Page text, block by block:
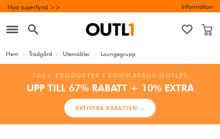
Nya superfynd >> Information
Hem > Trädgård > Utemöbler > Loungegrupp
700+ PRODUKTER I SOMMARENS OUTLET
UPP TILL 67% RABATT + 10% EXTRA
AKTIVERA RABATTEN →